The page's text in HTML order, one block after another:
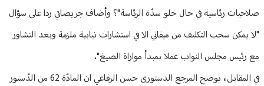
صلاحيات رئاسية في حال خلو سدّة الرئاسة"؟ وأضاف جريصاتي ردا على سؤال
"لا يمكن سحب التكليف من ميقاتي الا في استشارات نيابية ملزمة وبعد التشاور
مع رئيس مجلس النواب عملا بمبدأ موازاة الصيغ".
في المقابل، يوضح المرجع الدستوري حسن الرفاعي ان المادّة 62 من الدّستور